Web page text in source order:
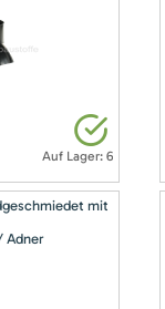
Auf Lager: 6
mit
Adner